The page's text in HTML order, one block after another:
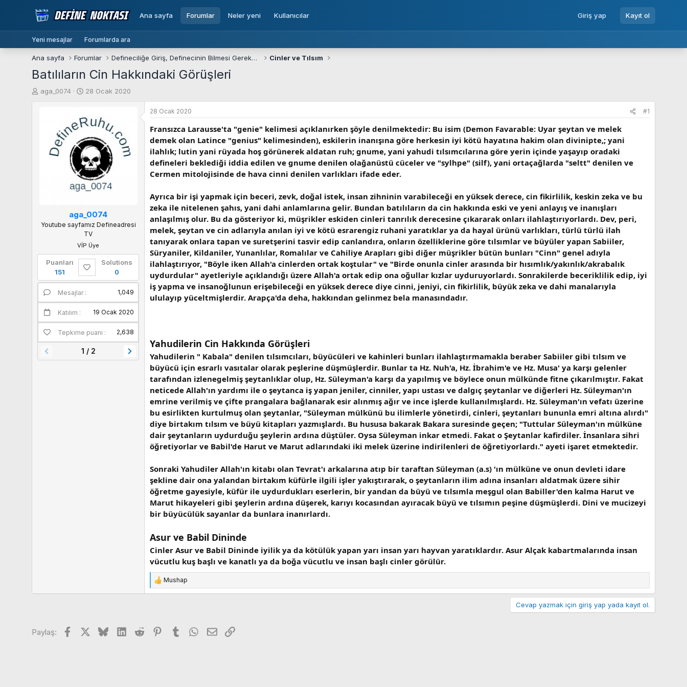
Ana sayfa Forumlar Neler yeni Kullanıcılar Giriş yap Kayıt ol
Yeni mesajlar Forumlarda ara
Ana sayfa Forumlar Defineciliğe Giriş, Definecinin Bilmesi Gerekenler Cinler ve Tılsım
Batılıların Cin Hakkındaki Görüşleri
K
n
aga_0074
B
l
n
g
ı
ç
t
a
h
i
28 Ocak 2020
aga_0074
Youtube sayfamız Defineadresi
TV
VİP Üye
Puanları
151
Solutions
0
Mesajlar 1,049
Katılım 19 Ocak 2020
Tepkime puanı 2,638
Puanları 151
1 / 2
28 Ocak 2020 #1
Fransızca Larausse'ta "genie" kelimesi açıklanırken şöyle denilmektedir: Bu isim (Demon Favarable: Uyar şeytan ve melek
demek olan Latince "genius" kelimesinden), eskilerin inanışına göre herkesin iyi kötü hayatına hakim olan divinipte,; yani
ilahlık; lutin yani rüyada hoş görünerek aldatan ruh; gnume, yani yahudi tılsımcılarına göre yerin içinde yaşayıp oradaki
defineleri beklediği iddia edilen ve gnume denilen olağanüstü cüceler ve "sylhpe" (silf), yani ortaçağlarda "seltt" denilen ve
Cermen mitolojisinde de hava cinni denilen varlıkları ifade eder.
Ayrıca bir işi yapmak için beceri, zevk, doğal istek, insan zihninin varabileceği en yüksek derece, cin fikirlilik, keskin zeka ve bu
zeka ile nitelenen şahıs, yani dahi anlamlarına gelir. Bundan batılıların da cin hakkında eski ve yeni anlayış ve inanışları
anlaşılmış olur. Bu da gösteriyor ki, müşrikler eskiden cinleri tanrılık derecesine çıkararak onları ilahlaştırıyorlardı. Dev, peri,
melek, şeytan ve cin adlarıyla anılan iyi ve kötü esrarengiz ruhani yaratıklar ya da hayal ürünü varlıkları, türlü türlü ilah
tanıyarak onlara tapan ve suretşerini tasvir edip canlandıra, onların özelliklerine göre tılsımlar ve büyüler yapan Sabiiler,
Süryaniler, Kildaniler, Yunanlılar, Romalılar ve Cahiliye Arapları gibi diğer müşrikler bütün bunları "Cinn" genel adıyla
ilahlaştırıyor, "Böyle iken Allah'a cinlerden ortak koştular" ve "Birde onunla cinler arasında bir hısımlık/yakınlık/akrabalık
uydurdular" ayetleriyle açıklandığı üzere Allah'a ortak edip ona oğullar kızlar uyduruyorlardı. Sonrakilerde beceriklilik edip, iyi
iş yapma ve insanoğlunun erişebileceği en yüksek derece diye cinni, jeniyi, cin fikirlilik, büyük zeka ve dahi manalarıyla
ululayıp yüceltmişlerdir. Arapça'da deha, hakkından gelinmez bela manasındadır.
Yahudilerin Cin Hakkında Görüşleri
Yahudilerin " Kabala" denilen tılsımcıları, büyücüleri ve kahinleri bunları ilahlaştırmamakla beraber Sabiiler gibi tılsım ve
büyücü için esrarlı vasıtalar olarak peşlerine düşmüşlerdir. Bunlar ta Hz. Nuh'a, Hz. İbrahim'e ve Hz. Musa' ya karşı gelenler
tarafından izlenegelmiş şeytanlıklar olup, Hz. Süleyman'a karşı da yapılmış ve böylece onun mülkünde fitne çıkarılmıştır. Fakat
neticede Allah'ın yardımı ile o şeytanca iş yapan jeniler, cinniler, yapı ustası ve dalgıç şeytanlar ve diğerleri Hz. Süleyman'ın
emrine verilmiş ve çifte prangalara bağlanarak esir alınmış ağır ve ince işlerde kullanılmışlardı. Hz. Süleyman'ın vefatı üzerine
bu esirlikten kurtulmuş olan şeytanlar, "Süleyman mülkünü bu ilimlerle yönetirdi, cinleri, şeytanları bununla emri altına alırdı"
diye birtakım tılsım ve büyü kitapları yazmışlardı. Bu hususa bakarak Bakara suresinde geçen; "Tuttular Süleyman'ın mülküne
dair şeytanların uydurduğu şeylerin ardına düştüler. Oysa Süleyman inkar etmedi. Fakat o Şeytanlar kafirdiler. İnsanlara sihri
öğretiyorlar ve Babil'de Harut ve Marut adlarındaki iki melek üzerine indirilenleri de öğretiyorlardı." ayeti işaret etmektedir.
Sonraki Yahudiler Allah'ın kitabı olan Tevrat'ı arkalarına atıp bir taraftan Süleyman (a.s) 'ın mülküne ve onun devleti idare
şekline dair ona yalandan birtakım küfürle ilgili işler yakıştırarak, o şeytanların ilim adına insanları aldatmak üzere sihir
öğretme gayesiyle, küfür ile uydurdukları eserlerin, bir yandan da büyü ve tılsımla meşgul olan Babiller'den kalma Harut ve
Marut hikayeleri gibi şeylerin ardına düşerek, karıyı kocasından ayıracak büyü ve tılsımın peşine düşmüşlerdi. Dini ve mucizeyi
bir büyücülük sayanlar da bunlara inanırlardı.
Asur ve Babil Dininde
Cinler Asur ve Babil Dininde iyilik ya da kötülük yapan yarı insan yarı hayvan yaratıklardır. Asur Alçak kabartmalarında insan
vücutlu kuş başlı ve kanatlı ya da boğa vücutlu ve insan başlı cinler görülür.
T
e
l
e
Mushap
Cevap yazmak için giriş yap yada kayıt ol.
Paylaş: FacebookBlueskyLinkedInReddit Pinterest
Tumblr WhatsApp
E-postaLink